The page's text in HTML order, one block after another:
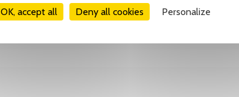
OK, accept all Deny all cookies Personalize